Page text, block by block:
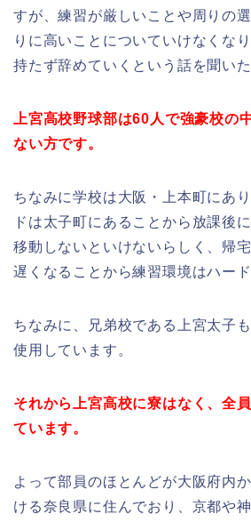
すが、練習が厳しいことや周りの
りに高いことについていけなくな
持たず辞めていくという話を聞い
上宮高校野球部は60人で強豪校の
ない方です。
ちなみに学校は大阪・上本町にあ
ドは太子町にあることから放課後
移動しないといけないらしく、帰
遅くなることから練習環境はハード
ちなみに、兄弟校である上宮太子
使用しています。
それから上宮高校に寮はなく、全
ています。
よって部員のほとんどが大阪府内
ける奈良県に住んでおり、京都や